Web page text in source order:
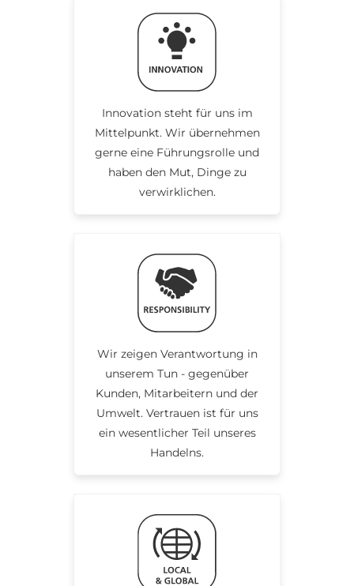
Innovation steht für uns im
Mittelpunkt. Wir übernehmen
gerne eine Führungsrolle und
haben den Mut, Dinge zu
verwirklichen.
Wir zeigen Verantwortung in
unserem Tun - gegenüber
Kunden, Mitarbeitern und der
Umwelt. Vertrauen ist für uns
ein wesentlicher Teil unseres
Handelns.